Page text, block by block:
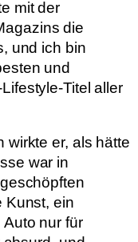
mit der
die
und ich bin
und
Titel aller
wirkte er, als hätte
war in
Kunst, ein
nur für